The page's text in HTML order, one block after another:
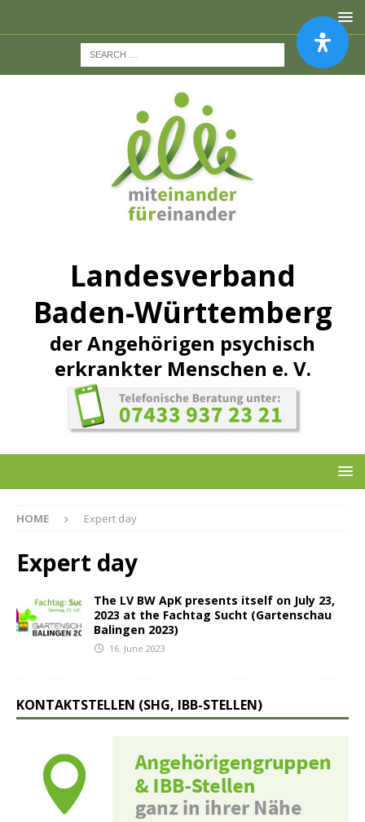
Landesverband
Baden-Württemberg
der Angehörigen psychisch
erkrankter Menschen e. V.
HOME Expert day
Expert day
The LV BW ApK presents itself on July 23,
2023 at the Fachtag Sucht (Gartenschau
Balingen 2023)
16. June 2023
KONTAKTSTELLEN (SHG, IBB-STELLEN)